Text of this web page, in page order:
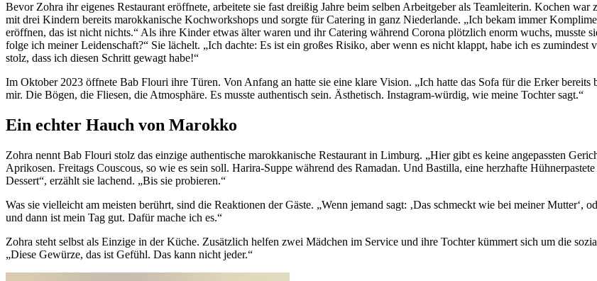
Bevor Zohra ihr eigenes Restaurant eröffnete, arbeitete sie fast dreißig Jahre beim selben Arbeitgeber als Teamleiterin. Kochen
mit drei Kindern bereits marokkanische Kochworkshops und sorgte für Catering in ganz Niederlande. „Ich bekam immer
eröffnen, das ist nicht nichts.“ Als ihre Kinder etwas älter waren und ihr Catering während Corona plötzlich enorm wuchs, musste
folge ich meiner Leidenschaft?“ Sie lächelt. „Ich dachte: Es ist ein großes Risiko, aber wenn es nicht klappt, habe ich es
stolz, dass ich diesen Schritt gewagt habe!“
Im Oktober 2023 öffnete Bab Flouri ihre Türen. Von Anfang an hatte sie eine klare Vision. „Ich hatte das Sofa für die Erker bereits
mir. Die Bögen, die Fliesen, die Atmosphäre. Es musste authentisch sein. Ästhetisch. Instagram-würdig, wie meine Tochter sagt.“
Ein echter Hauch von Marokko
Zohra nennt Bab Flouri stolz das einzige authentische marokkanische Restaurant in Limburg. „Hier gibt es keine angepassten
Aprikosen. Freitags Couscous, so wie es sein soll. Harira-Suppe während des Ramadan. Und Bastilla, eine herzhafte
Dessert“, erzählt sie lachend. „Bis sie probieren.“
Was sie vielleicht am meisten berührt, sind die Reaktionen der Gäste. „Wenn jemand sagt: ‚Das schmeckt wie bei meiner Mutter‘,
und dann ist mein Tag gut. Dafür mache ich es.“
Zohra steht selbst als Einzige in der Küche. Zusätzlich helfen zwei Mädchen im Service und ihre Tochter kümmert sich um die
„Diese Gewürze, das ist Gefühl. Das kann nicht jeder.“